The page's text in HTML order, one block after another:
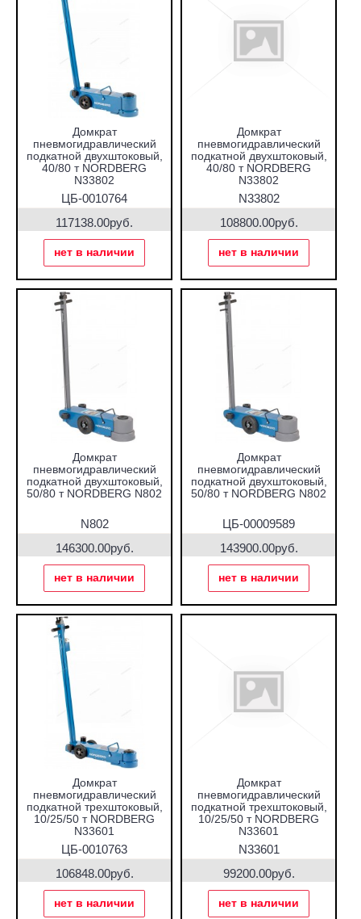
Домкрат
пневмогидравлический
подкатной двухштоковый,
40/80 т NORDBERG
N33802
ЦБ-0010764
117138.00руб.
нет в наличии
Домкрат
пневмогидравлический
подкатной двухштоковый,
40/80 т NORDBERG
N33802
N33802
108800.00руб.
нет в наличии
Домкрат
пневмогидравлический
подкатной двухштоковый,
50/80 т NORDBERG N802
N802
146300.00руб.
нет в наличии
Домкрат
пневмогидравлический
подкатной двухштоковый,
50/80 т NORDBERG N802
ЦБ-00009589
143900.00руб.
нет в наличии
Домкрат
пневмогидравлический
подкатной трехштоковый,
10/25/50 т NORDBERG
N33601
ЦБ-0010763
106848.00руб.
нет в наличии
Домкрат
пневмогидравлический
подкатной трехштоковый,
10/25/50 т NORDBERG
N33601
N33601
99200.00руб.
нет в наличии